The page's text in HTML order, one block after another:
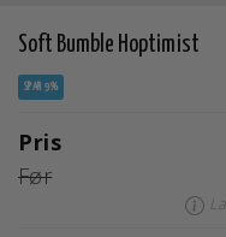
Soft Bumble Hoptimist
SPAR 9%
Pris
Før